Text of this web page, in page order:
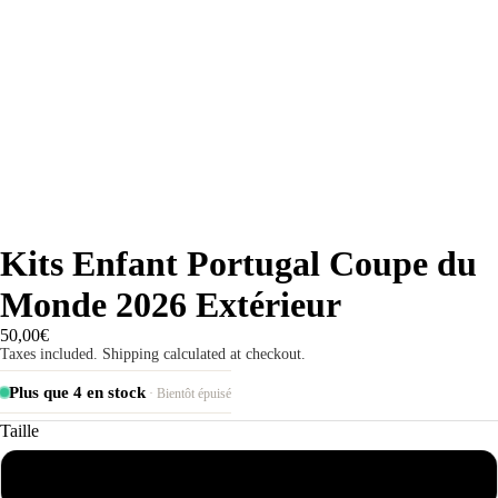
Kits Enfant Portugal Coupe du
Monde 2026 Extérieur
50,00€
Taxes included. Shipping calculated at checkout.
Plus que 4 en stock· Bientôt épuisé
Taille